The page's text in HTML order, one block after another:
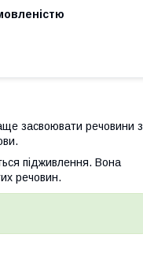
засвоювати речовини з
підживлення. Вона
речовин.